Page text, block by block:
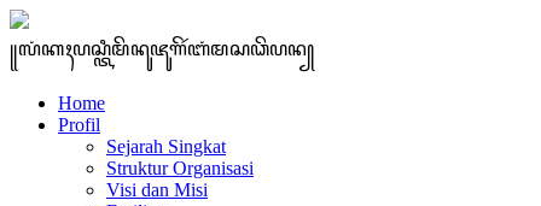
꧋ꦭꦁꦏꦃꦥꦱ꧀ꦠꦶꦩꦼꦤꦸꦗꦸꦒꦼꦂꦧꦁꦩꦱꦣꦼꦥꦤ꧀
Home
Profil
Sejarah Singkat
Struktur Organisasi
Visi dan Misi